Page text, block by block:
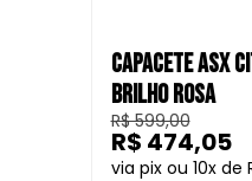
CAPACETE ASX
BRILHO ROSA
R$ 599,00
10
R$ 474,05